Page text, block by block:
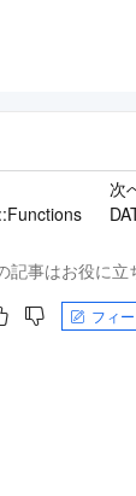
次
記事はお役に立
フィ